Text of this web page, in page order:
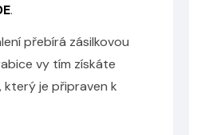
.
přebírá zásilkovou
vy tím získáte
je připraven k